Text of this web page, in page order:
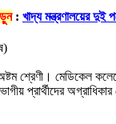
: খাদ্য মন্ত্রণালয়ের দুই
শ্রেণী। মেডিকেল
প্রার্থীদের